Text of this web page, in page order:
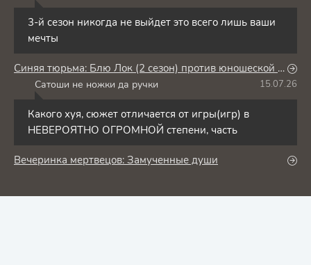
3-й сезон никогда не выйдет это всего лишь ваши
мечты
Синяя тюрьма: Блю Лок (2 сезон) против юношеской сборной Японии
Сатоши не ножки да ручки 15.07.26
Какого хуя, сюжет отличается от игры(игр) в
НЕВЕРОЯТНО ОГРОМНОЙ степени, часть
Вечеринка мертвецов: Замученные души